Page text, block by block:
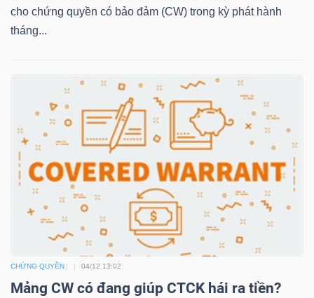
cho chứng quyền có bảo đảm (CW) trong kỳ phát hành
tháng...
CHỨNG QUYỀN 04/12 13:02
Mảng CW có đang giúp CTCK hái ra tiền?
TRÁI
PHIẾU
CỤ
ĐẦU
TRUY
XUẤT
LIỆU